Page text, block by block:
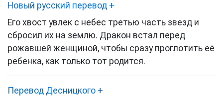
Новый русский перевод +
Его хвост увлек с небес третью часть звезд и
сбросил их на землю. Дракон встал перед
рожавшей женщиной, чтобы сразу проглотить её
ребенка, как только тот родится.
Перевод Десницкого +